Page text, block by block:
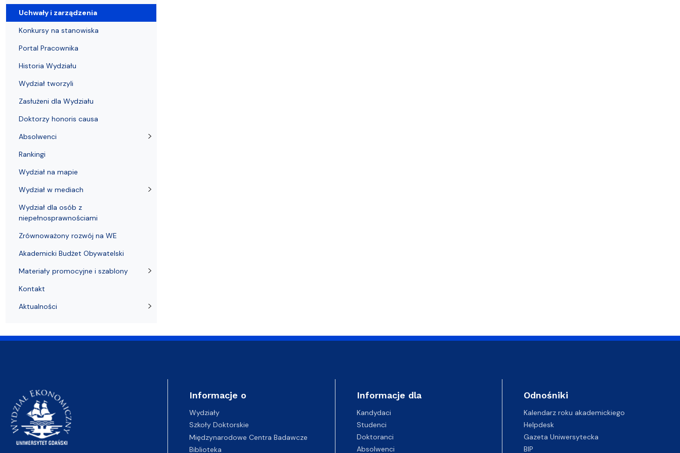
Uchwały i zarządzenia
Konkursy na stanowiska
Portal Pracownika
Historia Wydziału
Wydział tworzyli
Zasłużeni dla Wydziału
Doktorzy honoris causa
Absolwenci
Rankingi
Wydział na mapie
Wydział w mediach
Wydział dla osób z
niepełnosprawnościami
Zrównoważony rozwój na WE
Akademicki Budżet Obywatelski
Materiały promocyjne i szablony
Kontakt
Aktualności
Informacje o
Wydziały
Szkoły Doktorskie
Międzynarodowe Centra Badawcze
Biblioteka
Informacje dla
Kandydaci
Studenci
Doktoranci
Absolwenci
Odnośniki
Kalendarz roku akademickiego
Helpdesk
Gazeta Uniwersytecka
BIP